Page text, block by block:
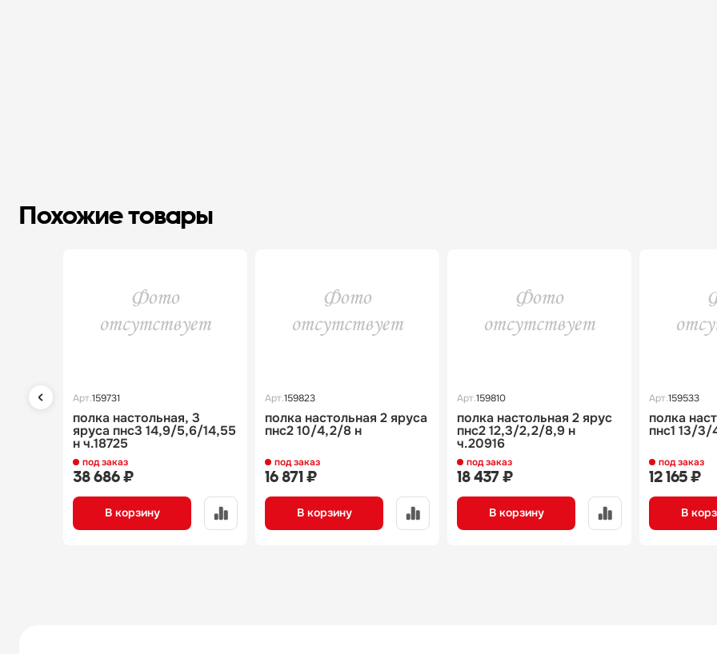
Похожие товары
Арт.159731
полка настольная, 3
яруса пнс3 14,9/5,6/14,55
н ч.18725
под заказ
38 686 ₽
В корзину
Арт.159823
полка настольная 2 яруса
пнс2 10/4,2/8 н
под заказ
16 871 ₽
В корзину
Арт.159810
полка настольная 2 ярус
пнс2 12,3/2,2/8,9 н
ч.20916
под заказ
18 437 ₽
В корзину
Арт.159533
полка
пнс1 13/3/
под заказ
12 165 ₽
В